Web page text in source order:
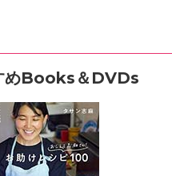
めBooks＆DVDs